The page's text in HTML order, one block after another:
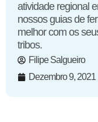
atividade regional
nossos guias de
melhor com os
tribos.
Filipe Salgueiro
Dezembro 9, 2021